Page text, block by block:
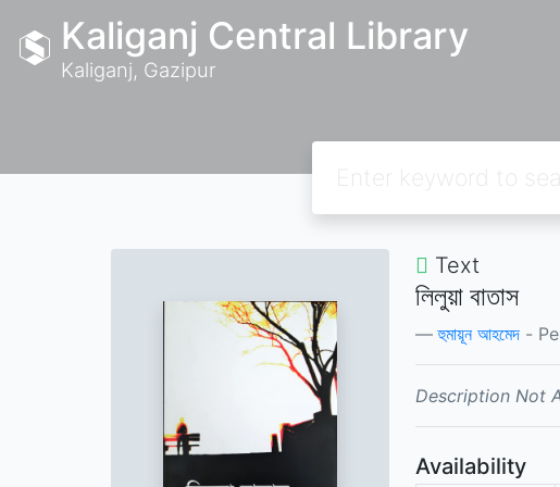
Kaliganj Central Library
Kaliganj, Gazipur
Text
লিলুয়া বাতাস
হুমায়ূন আহমেদ -
Description Not
Availability